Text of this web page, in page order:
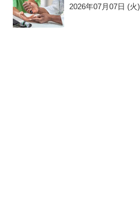
2026年07月07日 (火)